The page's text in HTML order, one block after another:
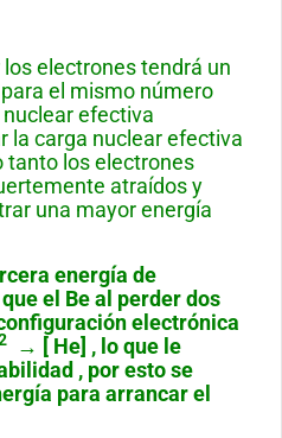
electrones tendrá un
el mismo número
efectiva
la carga nuclear efectiva
tanto los electrones
atraídos y
una mayor energía
energía de
el Be al perder dos
electrónica
→ [ He] , lo que le
, por esto se
para arrancar el